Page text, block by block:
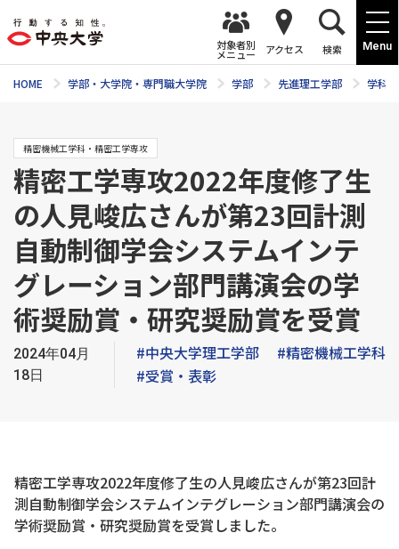
Menu
対象者別
メニュー アクセス 検索
HOME 学部・大学院・専門職大学院 学部 先進理工学部 学科
精密機械工学科・精密工学専攻
精密工学専攻2022年度修了生
の人見峻広さんが第23回計測
自動制御学会システムインテ
グレーション部門講演会の学
術奨励賞・研究奨励賞を受賞
2024年04月
18日
#中央大学理工学部
#精密機械工学科
#受賞・表彰
精密工学専攻2022年度修了生の人見峻広さんが第23回計
測自動制御学会システムインテグレーション部門講演会の
学術奨励賞・研究奨励賞を受賞しました。